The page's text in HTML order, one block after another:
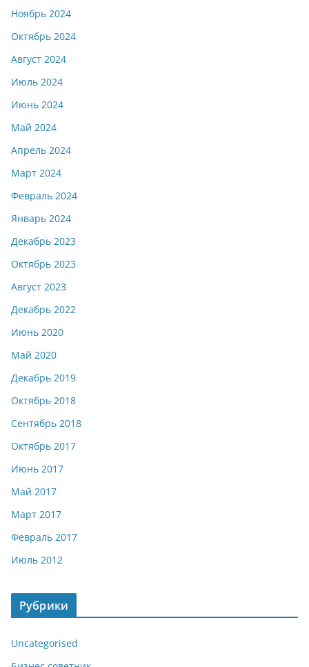
Ноябрь 2024
Октябрь 2024
Август 2024
Июль 2024
Июнь 2024
Май 2024
Апрель 2024
Март 2024
Февраль 2024
Январь 2024
Декабрь 2023
Октябрь 2023
Август 2023
Декабрь 2022
Июнь 2020
Май 2020
Декабрь 2019
Октябрь 2018
Сентябрь 2018
Октябрь 2017
Июнь 2017
Май 2017
Март 2017
Февраль 2017
Июль 2012
Рубрики
Uncategorised